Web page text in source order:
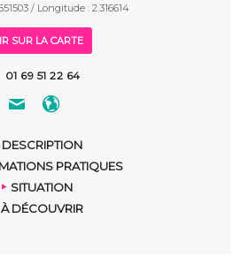
/ Longitude : 2.316614
SUR LA CARTE
01 69 51 22 64
DESCRIPTION
PRATIQUES
SITUATION
À DÉCOUVRIR